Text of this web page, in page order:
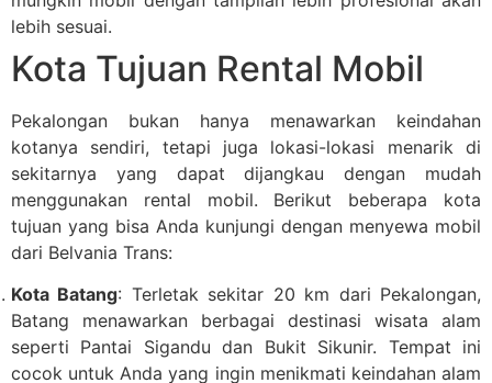
lebih sesuai.
Kota Tujuan Rental Mobil
Pekalongan bukan hanya menawarkan keindahan
kotanya sendiri, tetapi juga lokasi-lokasi menarik di
sekitarnya yang dapat dijangkau dengan mudah
menggunakan rental mobil. Berikut beberapa kota
tujuan yang bisa Anda kunjungi dengan menyewa mobil
dari Belvania Trans:
Kota Batang: Terletak sekitar 20 km dari Pekalongan,
Batang menawarkan berbagai destinasi wisata alam
seperti Pantai Sigandu dan Bukit Sikunir. Tempat ini
cocok untuk Anda yang ingin menikmati keindahan alam